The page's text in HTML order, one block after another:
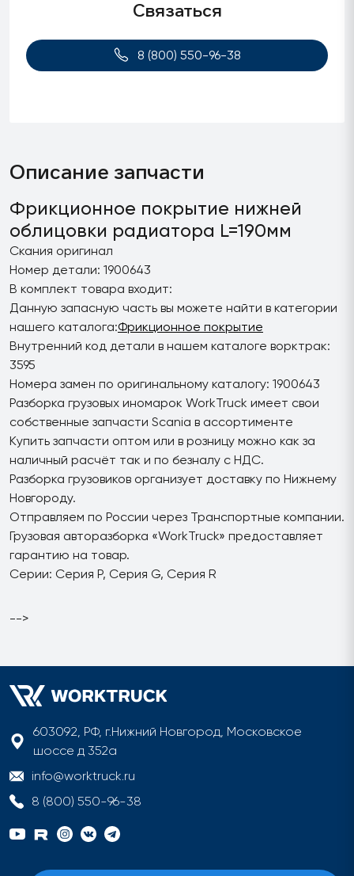
Связаться
8 (800) 550-96-38
Описание запчасти
Фрикционное покрытие нижней
облицовки радиатора L=190мм
Скания оригинал
Номер детали: 1900643
В комплект товара входит:
Данную запасную часть вы можете найти в категории
нашего каталога:Фрикционное покрытие
Внутренний код детали в нашем каталоге ворктрак:
3595
Номера замен по оригинальному каталогу: 1900643
Разборка грузовых иномарок WorkTruck имеет свои
собственные запчасти Scania в ассортименте
Купить запчасти оптом или в розницу можно как за
наличный расчёт так и по безналу с НДС.
Разборка грузовиков организует доставку по Нижнему
Новгороду.
Отправляем по России через Транспортные компании.
Грузовая авторазборка «WorkTruck» предоставляет
гарантию на товар.
Серии: Серия P, Серия G, Серия R
-->
603092, РФ, г.Нижний Новгород, Московское
шоссе д 352а
info@worktruck.ru
8 (800) 550-96-38